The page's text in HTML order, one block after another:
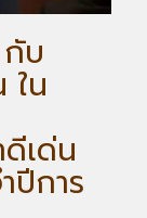
บ
ใน
เด่น
ปีการ